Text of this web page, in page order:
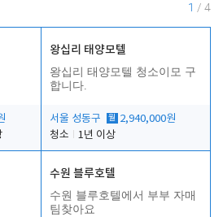
1 / 4
왕십리 태양모텔
왕십리 태양모텔 청소이모 구
합니다.
서울 성동구 월 2,940,000원
청소
1년 이상
수원 블루호텔
수원 블루호텔에서 부부 자매
팀찾아요